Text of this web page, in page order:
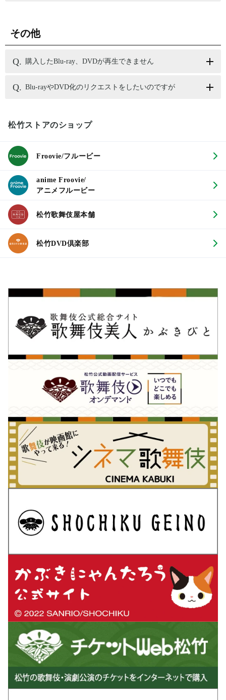
その他
購入したBlu-ray、DVDが再生できません
Blu-rayやDVD化のリクエストをしたいのですが
松竹ストアのショップ
Froovie/フルービー
anime Froovie/
アニメフルービー
松竹歌舞伎屋本舗
松竹DVD倶楽部